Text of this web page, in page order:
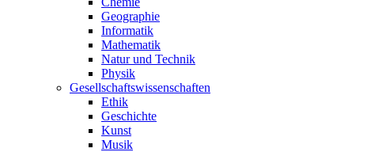
Geographie
Informatik
Mathematik
Natur und Technik
Physik
Gesellschaftswissenschaften
Ethik
Geschichte
Kunst
Musik